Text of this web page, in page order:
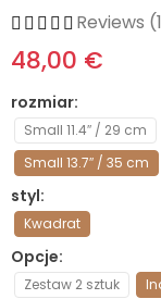
Reviews
48,00 €
rozmiar
Small 11.4″ / 29 cm
Small 13.7″ / 35 cm
styl
Kwadrat
Opcje
Zestaw 2 sztuk